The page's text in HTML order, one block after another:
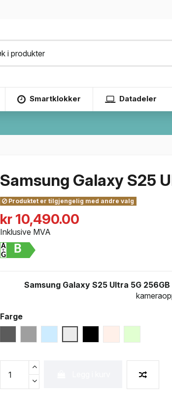
Smartklokker Datadeler
Samsung Galaxy S25
Produktet er tilgjengelig med andre valg
kr 10,490.00
Inklusive MVA
B
Samsung Galaxy S25 Ultra 5G 256GB
Farge